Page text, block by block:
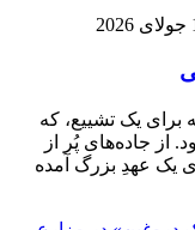
برای یک تشییع، که
از جاده‌های پُر از
یک عهدِ بزرگ آمده